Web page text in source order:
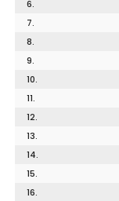
6.
7.
8.
9.
10.
11.
12.
13.
14.
15.
16.